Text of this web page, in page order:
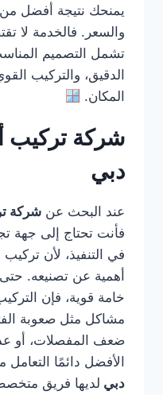
يمنحك نتيجة أفضل
والسعر. فالخدمة لا
تشمل التصميم
الدقيق، والتركيب
المكان.
شركة تركيب
دبي
عند البحث عن شركة
فأنت تحتاج إلى جهة
في التنفيذ، لأن
أهمية عن تصنيعه.
خامة قوية، فإن
مشاكل مثل صعوبة
ضعف المفصلات، أو
الأفضل دائمًا التعامل
دبي لديها فريق